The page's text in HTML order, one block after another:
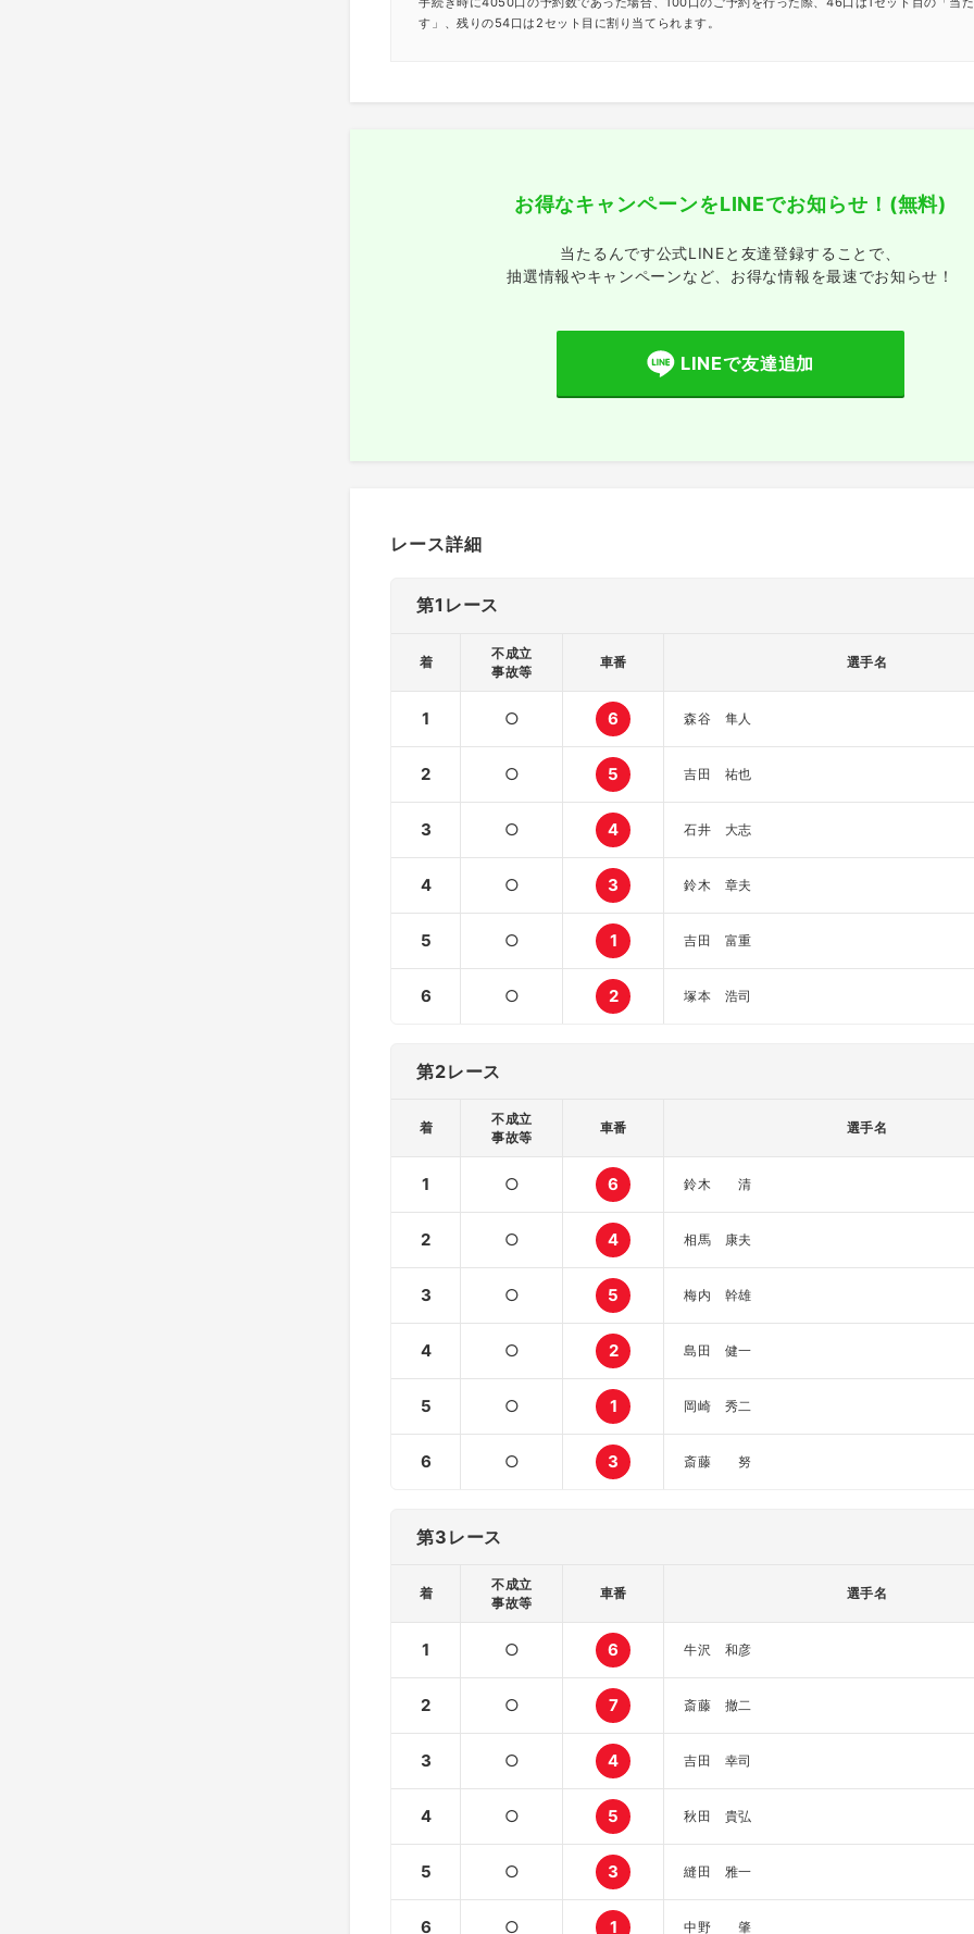
す」、残りの54口は2セット目に割り当てられます。
お得なキャンペーンをLINEでお知らせ！ (無料)
当たるんです公式LINEと友達登録することで、
抽選情報やキャンペーンなど、 お得な情報を最速でお知らせ！
LINEで友達追加
レース詳細
第1レース
着
不成立
事故等
車番 選手名
1 ○ 6 森谷 隼人
2 ○ 5 吉田 祐也
3 ○ 4 石井 大志
4 ○ 3 鈴木 章夫
5 ○ 1 吉田 富重
6 ○ 2 塚本 浩司
第2レース
着
不成立
事故等
車番 選手名
1 ○ 6 鈴木 清
2 ○ 4 相馬 康夫
3 ○ 5 梅内 幹雄
4 ○ 2 島田 健一
5 ○ 1 岡崎 秀二
6 ○ 3 斎藤 努
第3レース
着
不成立
事故等
車番 選手名
1 ○ 6 牛沢 和彦
2 ○ 7 斎藤 撤二
3 ○ 4 吉田 幸司
4 ○ 5 秋田 貴弘
5 ○ 3 縫田 雅一
6 ○ 1 中野 肇